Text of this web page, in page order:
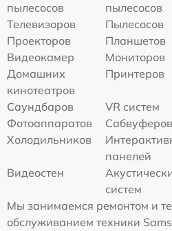
пылесосов
пылесосов
Телевизоров
Пылесосов
Проекторов
Планшетов
Видеокамер
Мониторов
Домашних
кинотеатров
Принтеров
Саундбаров
VR систем
Фотоаппаратов
Сабвуферов
Холодильников
панелей
Видеостен
систем
Мы занимаемся ремонтом и
обслуживанием техники